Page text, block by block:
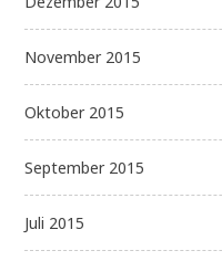
November 2015
Oktober 2015
September 2015
Juli 2015